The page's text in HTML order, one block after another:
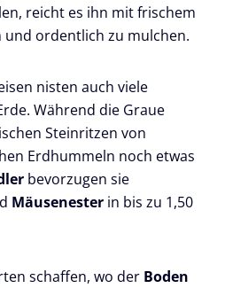
reicht es ihn mit frischem
ordentlich zu mulchen.
nisten auch viele
Während die Graue
Steinritzen von
Erdhummeln noch etwas
bevorzugen sie
Mäusenester in bis zu 1,50
schaffen, wo der Boden